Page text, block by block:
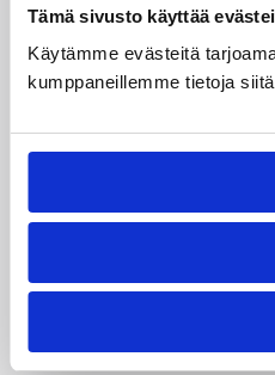
Tämä sivusto käyttää
Käytämme evästeitä
kumppaneillemme tietoja